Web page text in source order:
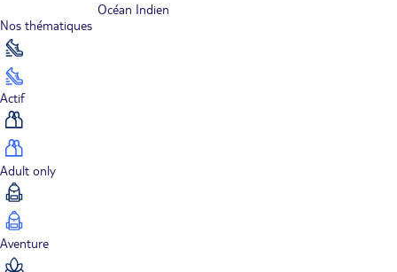
Océan Indien
Nos thématiques
Actif
Adult only
Aventure